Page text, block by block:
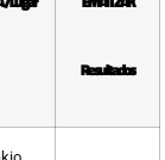
Resultados